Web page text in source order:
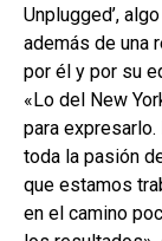
Unplugged’,
además de una
por él y por su
«Lo del New
para expresarlo.
toda la pasión
que estamos
en el camino